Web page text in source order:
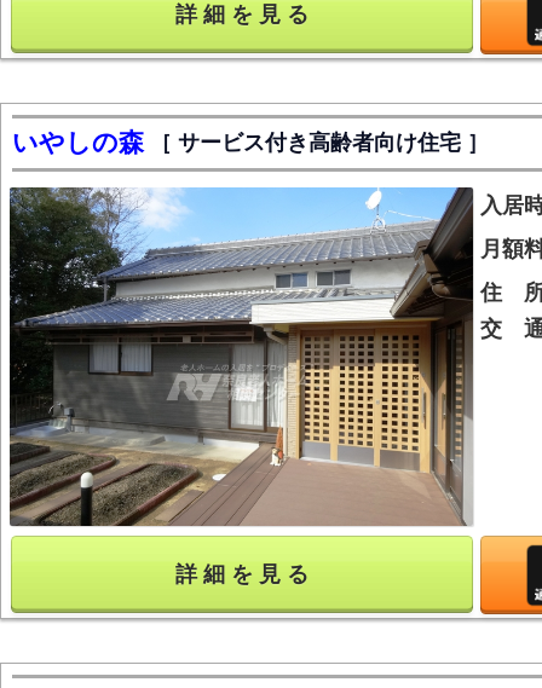
詳 細 を 見 る
いやしの森 サービス付き高齢者向け住宅
入居
月額
住
交
詳 細 を 見 る